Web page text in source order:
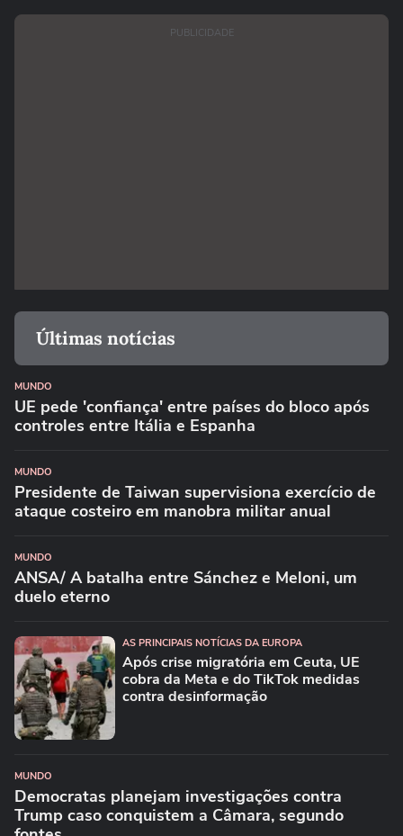
PUBLICIDADE
Últimas notícias
MUNDO
UE pede 'confiança' entre países do bloco após
controles entre Itália e Espanha
MUNDO
Presidente de Taiwan supervisiona exercício de
ataque costeiro em manobra militar anual
MUNDO
ANSA/ A batalha entre Sánchez e Meloni, um
duelo eterno
AS PRINCIPAIS NOTÍCIAS DA EUROPA
Após crise migratória em Ceuta, UE
cobra da Meta e do TikTok medidas
contra desinformação
MUNDO
Democratas planejam investigações contra
Trump caso conquistem a Câmara, segundo